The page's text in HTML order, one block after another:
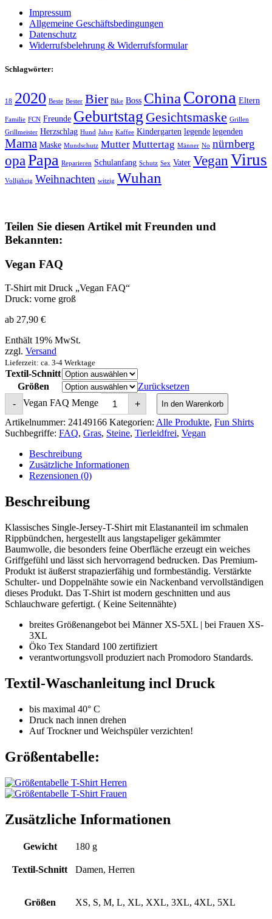
Impressum
Allgemeine Geschäftsbedingungen
Datenschutz
Widerrufsbelehrung & Widerrufsformular
Schlagwörter:
18 2020 Beste Bester Bier Bike Boss China Corona Eltern
Familie FCN Freunde Geburtstag Gesichtsmaske Grillen
Grillmeister Herzschlag Hund Jahre Kaffee Kindergarten legende legenden
Mama Maske Mundschutz Mutter Muttertag Männer No nürnberg
opaPapa Reparieren Schulanfang Schutz Sex Vater Vegan Virus
Volljährig Weihnachten witzig Wuhan
Teilen Sie diesen Artikel mit Freunden und
Bekannten:
Vegan FAQ
T-Shirt mit Druck „Vegan FAQ“
Druck: vorne groß
ab 27,90 €
Enthält 19% MwSt.
zzgl. Versand
Lieferzeit: ca. 3-4 Werktage
Textil-Schnitt
Größen
Zurücksetzen
-
Vegan FAQ Menge + In den Warenkorb
Artikelnummer: 24149166 Kategorien: Alle Produkte, Fun Shirts
Suchbegriffe: FAQ, Gras, Steine, Tierleidfrei, Vegan
Beschreibung
Zusätzliche Informationen
Rezensionen (0)
Beschreibung
Klassisches Single-Jersey-T-Shirt mit Elastananteil im schmalen
Rippbündchen, hergestellt aus langstapeliger gekämmter
Baumwolle, die besonders feine Oberfläche erzeugt ein weiches
Griffgefühl und lässt sich hervorragend bedrucken. Das Premium-
Produkt ist äußerst strapazierfähig und formbeständig. Verstärkte
Schulter- und Doppelnähte sowie ein Nackenband vervollständigen
dieses Produkt. Das T-Shirt ist modern geschnitten und aus
Schlauchware gefertigt. ( Keine Seitennähte)
breites Größenangebot bei Männer XS-5XL | bei Frauen XS-
3XL
Öko Tex Standard 100 zertifiziert
verantwortungsvoll produziert nach Promodoro Standards.
Textil-Waschanleitung incl Druck
bis maximal 40° C
Druck nach innen drehen
Auf Trockner und Weichspüler verzichten!
Größentabelle:
Zusätzliche Informationen
Gewicht 180 g
Textil-Schnitt Damen, Herren
Größen XS, S, M, L, XL, XXL, 3XL, 4XL, 5XL